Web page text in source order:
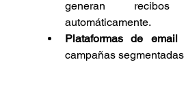
generan
automáticamente.
Plataformas de email
campañas